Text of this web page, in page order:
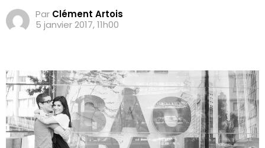
Par Clément Artois
5 janvier 2017, 11h00